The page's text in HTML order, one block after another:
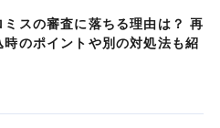
ミスの審査に落ちる理由は？ 再
時のポイントや別の対処法も紹